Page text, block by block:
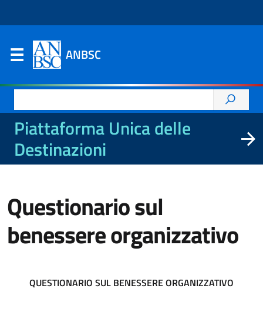
ANBSC
per:
Piattaforma Unica delle
Destinazioni
Questionario sul
benessere organizzativo
QUESTIONARIO SUL BENESSERE ORGANIZZATIVO